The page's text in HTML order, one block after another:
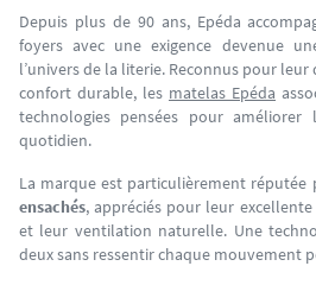
Depuis plus de 90 ans, Epéda
foyers avec une exigence devenue
l’univers de la literie. Reconnus pour
confort durable, les matelas Epéda
technologies pensées pour
quotidien.
La marque est particulièrement réputée
ensachés, appréciés pour leur
et leur ventilation naturelle. Une
deux sans ressentir chaque mouvement